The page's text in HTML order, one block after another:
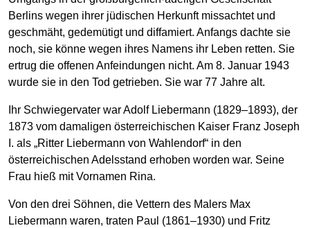
Berlins wegen ihrer jüdischen Herkunft missachtet und
geschmäht, gedemütigt und diffamiert. Anfangs dachte sie
noch, sie könne wegen ihres Namens ihr Leben retten. Sie
ertrug die offenen Anfeindungen nicht. Am 8. Januar 1943
wurde sie in den Tod getrieben. Sie war 77 Jahre alt.
Ihr Schwiegervater war Adolf Liebermann (1829–1893), der
1873 vom damaligen österreichischen Kaiser Franz Joseph
I. als „Ritter Liebermann von Wahlendorf“ in den
österreichischen Adelsstand erhoben worden war. Seine
Frau hieß mit Vornamen Rina.
Von den drei Söhnen, die Vettern des Malers Max
Liebermann waren, traten Paul (1861–1930) und Fritz